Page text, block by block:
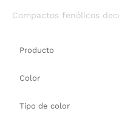
Compactos fenólicos
Producto
Color
Tipo de color